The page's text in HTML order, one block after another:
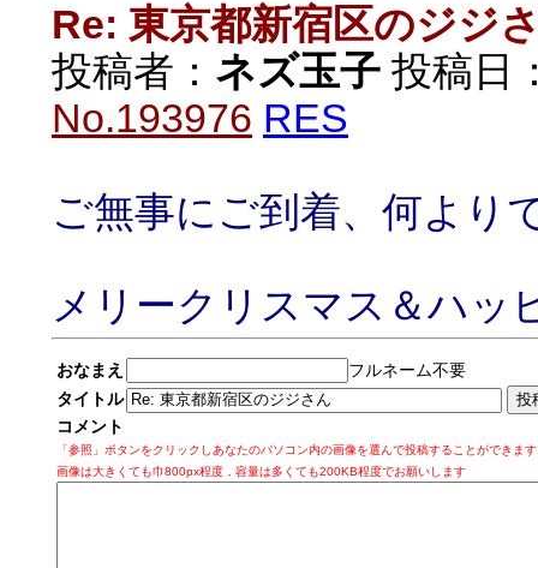
Re: 東京都新宿区のジジ
投稿者： ネズ玉子 投稿日
No.193976 RES
ご無事にご到着、何より
メリークリスマス＆ハッ
おなまえ
フルネーム不要
タイトル
コメント
「参照」ボタンをクリックしあなたのパソコン内の画像を選んで投稿することができま
画像は大きくても巾800px程度，容量は多くても200KB程度でお願いします